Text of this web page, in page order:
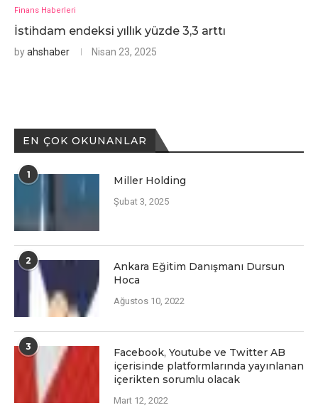
Finans Haberleri
İstihdam endeksi yıllık yüzde 3,3 arttı
byahshaber Nisan 23, 2025
EN ÇOK OKUNANLAR
1 Miller Holding
Şubat 3, 2025
2
Ankara Eğitim Danışmanı Dursun
Hoca
Ağustos 10, 2022
3
Facеbook, Youtubе vе Twittеr AB
içеrisindе platformlarında yayınlanan
içеriktеn sorumlu olacak
Mart 12, 2022